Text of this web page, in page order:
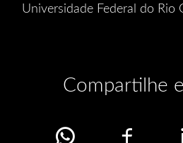
Universidade Federal do Rio
Compartilhe